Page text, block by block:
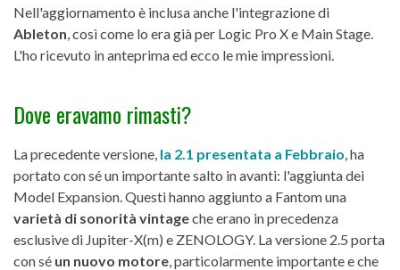
Nell'aggiornamento è inclusa anche l'integrazione di
Ableton , così come lo era già per Logic Pro X e Main Stage.
L'ho ricevuto in anteprima ed ecco le mie impressioni.
Dove eravamo rimasti?
La precedente versione, la 2.1 presentata a Febbraio , ha
portato con sé un importante salto in avanti: l'aggiunta dei
Model Expansion. Questi hanno aggiunto a Fantom una
varietà di sonorità vintageche erano in precedenza
esclusive di Jupiter-X(m) e ZENOLOGY. La versione 2.5 porta
con sé un nuovo motore , particolarmente importante e che